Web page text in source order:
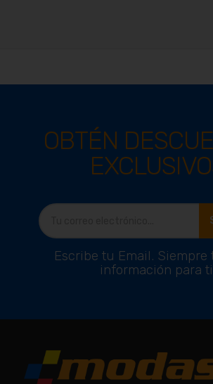
Ver producto
OBTÉN
Escribe tu Email. Siempre
información para